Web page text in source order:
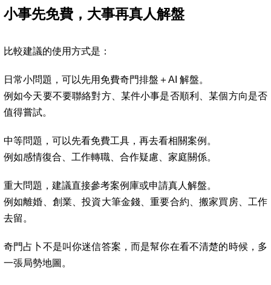
小事先免費，大事再真人解盤
比較建議的使用方式是：
日常小問題，可以先用免費奇門排盤＋AI 解盤。
例如今天要不要聯絡對方、某件小事是否順利、某個方向是否
值得嘗試。
中等問題，可以先看免費工具，再去看相關案例。
例如感情復合、工作轉職、合作疑慮、家庭關係。
重大問題，建議直接參考案例庫或申請真人解盤。
例如離婚、創業、投資大筆金錢、重要合約、搬家買房、工作
去留。
奇門占卜不是叫你迷信答案，而是幫你在看不清楚的時候，多
一張局勢地圖。